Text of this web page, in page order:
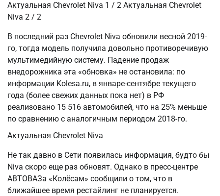
Актуальная Chevrolet Niva 1 / 2 Актуальная Chevrolet
Niva 2 / 2
В последний раз Chevrolet Niva обновили весной 2019-
го, тогда модель получила довольно противоречивую
мультимедийную систему. Падение продаж
внедорожника эта «обновка» не остановила: по
информации Kolesa.ru, в январе-сентябре текущего
года (более свежих данных пока нет) в РФ
реализовано 15 516 автомобилей, что на 25% меньше
по сравнению с аналогичным периодом 2018-го.
Актуальная Chevrolet Niva
Не так давно в Сети появилась информация, будто бы
Niva скоро еще раз обновят. Однако в пресс-центре
АВТОВАЗа «Колёсам» сообщили о том, что в
ближайшее время рестайлинг не планируется.